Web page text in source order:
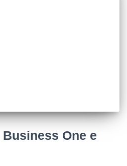
One e